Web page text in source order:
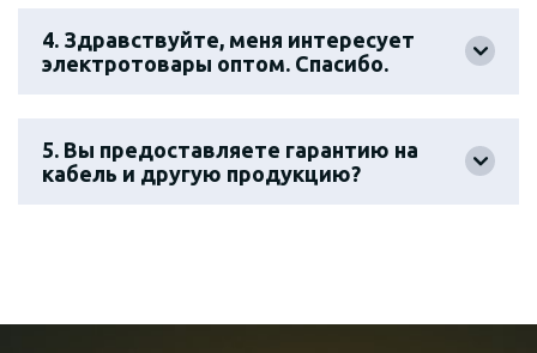
4. Здравствуйте, меня интересует
электротовары оптом. Спасибо.
5. Вы предоставляете гарантию на
кабель и другую продукцию?